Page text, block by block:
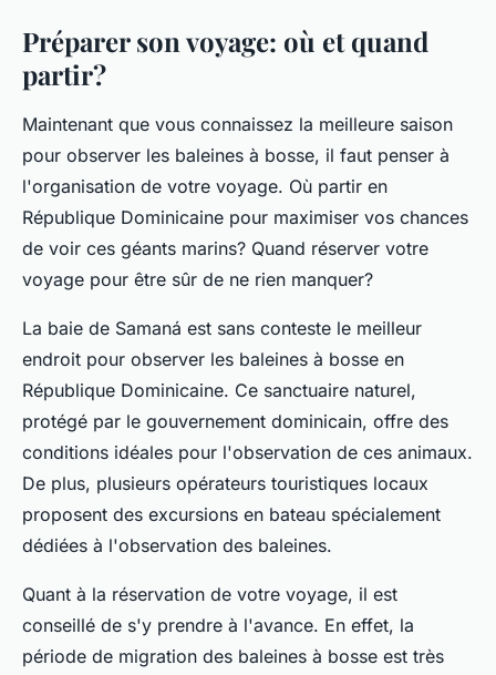
Préparer son voyage: où et quand
partir?
Maintenant que vous connaissez la meilleure saison
pour observer les baleines à bosse, il faut penser à
l'organisation de votre voyage. Où partir en
République Dominicaine pour maximiser vos chances
de voir ces géants marins? Quand réserver votre
voyage pour être sûr de ne rien manquer?
La baie de Samaná est sans conteste le meilleur
endroit pour observer les baleines à bosse en
République Dominicaine. Ce sanctuaire naturel,
protégé par le gouvernement dominicain, offre des
conditions idéales pour l'observation de ces animaux.
De plus, plusieurs opérateurs touristiques locaux
proposent des excursions en bateau spécialement
dédiées à l'observation des baleines.
Quant à la réservation de votre voyage, il est
conseillé de s'y prendre à l'avance. En effet, la
période de migration des baleines à bosse est très